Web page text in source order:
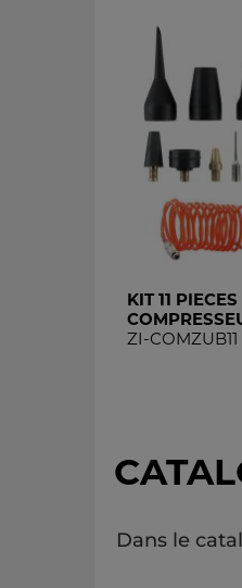
KIT 11
ZI-COMZUB11
Dans le